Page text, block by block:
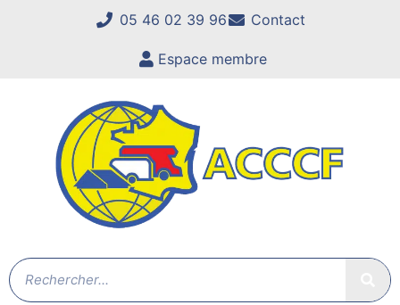
05 46 02 39 96 Contact
Espace membre